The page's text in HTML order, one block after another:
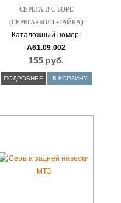
СЕРЬГА В С БОРЕ
(СЕРЬГА+БОЛТ+ГАЙКА)
Каталожный номер:
А61.09.002
155 руб.
ПОДРОБНЕЕ В КОРЗИНУ